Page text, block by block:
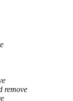
remove